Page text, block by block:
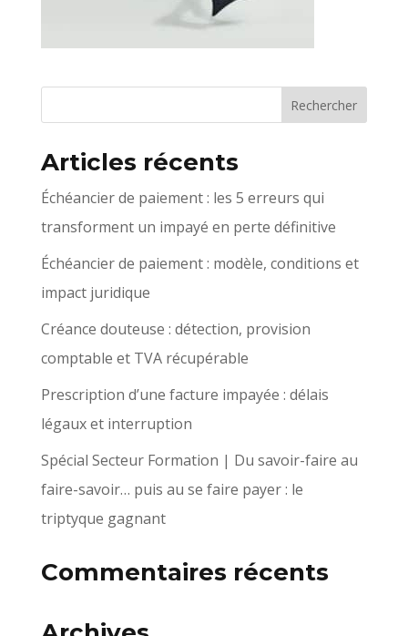
Articles récents
Échéancier de paiement : les 5 erreurs qui
transforment un impayé en perte définitive
Échéancier de paiement : modèle, conditions et
impact juridique
Créance douteuse : détection, provision
comptable et TVA récupérable
Prescription d’une facture impayée : délais
légaux et interruption
Spécial Secteur Formation | Du savoir-faire au
faire-savoir… puis au se faire payer : le
triptyque gagnant
Commentaires récents